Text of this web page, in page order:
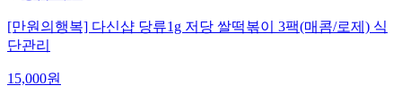
[만원의행복] 다신샵 당류1g 저당 쌀떡볶이 3팩(매콤/로제) 식
단관리
15,000원